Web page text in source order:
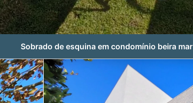
Sobrado de esquina em condomínio beira mar